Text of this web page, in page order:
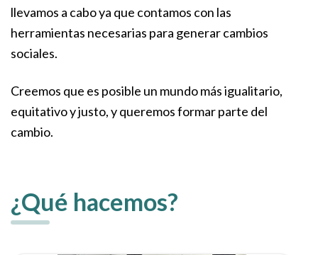
llevamos a cabo ya que contamos con las
herramientas necesarias para generar cambios
sociales.
Creemos que es posible un mundo más igualitario,
equitativo y justo, y queremos formar parte del
cambio.
¿Qué hacemos?